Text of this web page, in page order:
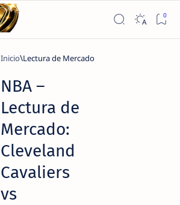
Inicio Lectura de Mercado
NBA –
Lectura de
Mercado:
Cleveland
Cavaliers
vs